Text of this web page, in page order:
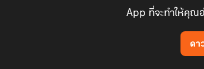
App ที่จะทำให้คุณ
ดา